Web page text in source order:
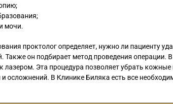
мочи.
проктолог определяет, нужно ли пациенту
Также он подбирает метод проведения
лазером. Эта процедура позволяет убрать
и осложнений. В Клинике Биляка есть все